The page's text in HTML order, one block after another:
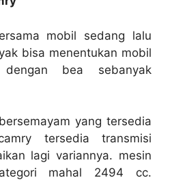
mobil sedang lalu
bisa menentukan mobil
bea sebanyak
yang tersedia
tersedia transmisi
lagi variannya. mesin
mahal 2494 cc.